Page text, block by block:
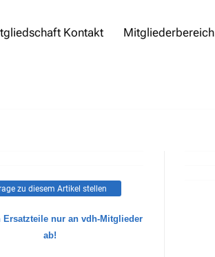
Kontakt Mitgliederbereich
zu diesem Artikel stellen
Ersatzteile nur an vdh-Mitglieder
ab!